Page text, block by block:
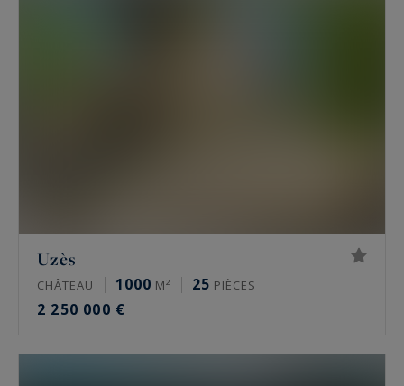
Uzès
CHÂTEAU 1000 M² 25 PIÈCES
2 250 000 €